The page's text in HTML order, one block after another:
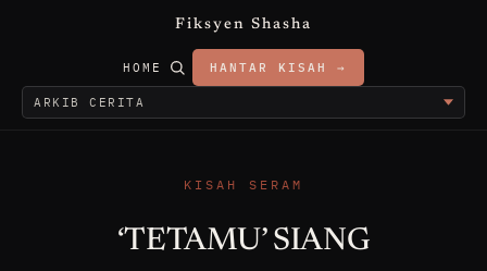
Fiksyen Shasha
HOME HANTAR KISAH →
KISAH SERAM
‘TETAMU’ SIANG